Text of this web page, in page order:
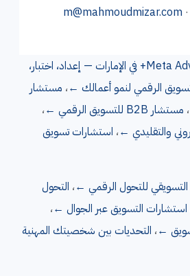
m@mahmoudmizar.com ·
Meta Advantage+ في الإمارات — إعداد، اختبار،
الرقمي لنمو أعمالك ←، مستشار
، مستشار B2B للتسويق الرقمي ←
،
والتقليدي ←، استشارات تسويق
للتحول الرقمي ←، التحول
استشارات التسويق عبر الجوال ←،
←، التحديات بين شخصيتك المهنية